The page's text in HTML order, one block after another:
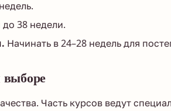
38 недели.
Начинать в 24–28 недель для
Часть курсов ведут